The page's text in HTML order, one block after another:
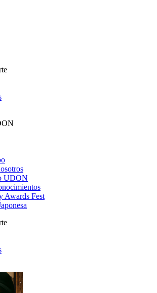
UDON
Awards Fest